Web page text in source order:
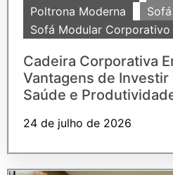
Poltrona Moderna
Sofá Modular Corporativo
Cadeira Corporativa
Vantagens de
Saúde e
24 de julho de 2026